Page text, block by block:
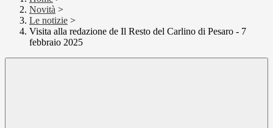
Novità >
Le notizie >
Visita alla redazione de Il Resto del Carlino di Pesaro - 7
febbraio 2025